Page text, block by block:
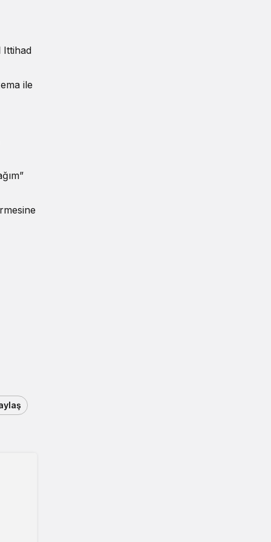
Ittihad
ile